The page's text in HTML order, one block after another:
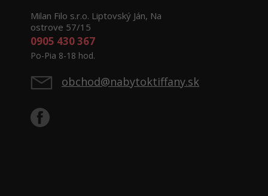
Milan Filo s.r.o. Liptovský Ján, Na
ostrove 57/15
0905 430 367
Po-Pia 8-18 hod.
obchod@nabytoktiffany.sk